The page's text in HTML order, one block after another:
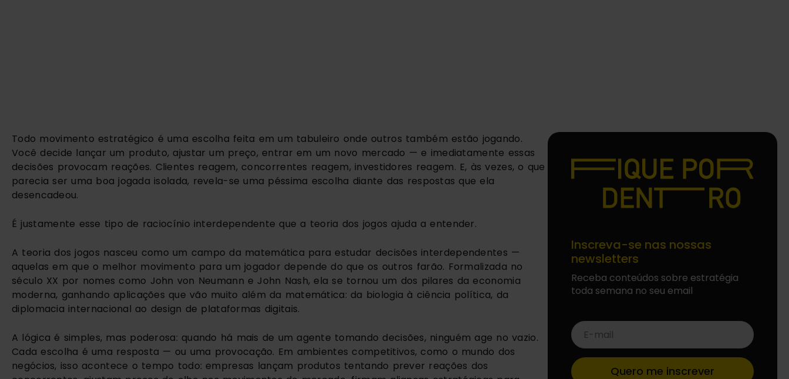
Todo movimento estratégico é uma escolha feita em um tabuleiro onde outros também estão jogando.
Você decide lançar um produto, ajustar um preço, entrar em um novo mercado — e imediatamente essas
decisões provocam reações. Clientes reagem, concorrentes reagem, investidores reagem. E, às vezes, o que
parecia ser uma boa jogada isolada, revela-se uma péssima escolha diante das respostas que ela
desencadeou.
É justamente esse tipo de raciocínio interdependente que a teoria dos jogos ajuda a entender.
A teoria dos jogos nasceu como um campo da matemática para estudar decisões interdependentes —
aquelas em que o melhor movimento para um jogador depende do que os outros farão. Formalizada no
século XX por nomes como John von Neumann e John Nash, ela se tornou um dos pilares da economia
moderna, ganhando aplicações que vão muito além da matemática: da biologia à ciência política, da
diplomacia internacional ao design de plataformas digitais.
A lógica é simples, mas poderosa: quando há mais de um agente tomando decisões, ninguém age no vazio.
Cada escolha é uma resposta — ou uma provocação. Em ambientes competitivos, como o mundo dos
negócios, isso acontece o tempo todo: empresas lançam produtos tentando prever reações dos
Inscreva-se nas nossas
newsletters
Receba conteúdos sobre estratégia
toda semana no seu email
E-
mail
*
Quero me inscrever